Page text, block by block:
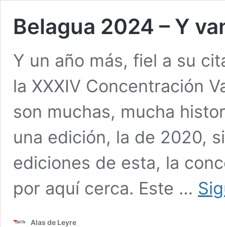
Belagua 2024 – Y
Y un año más, fiel a su
la XXXIV Concentración
son muchas, mucha
una edición, la de 2020,
ediciones de esta, la
por aquí cerca. Este …
Alas de Leyre